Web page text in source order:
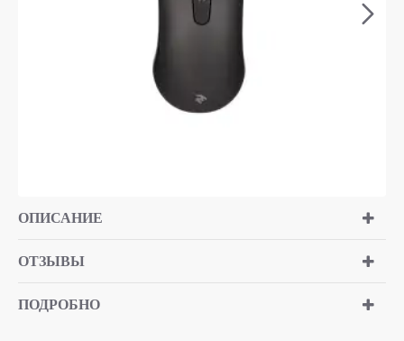
ОПИСАНИЕ
ОТЗЫВЫ
ПОДРОБНО